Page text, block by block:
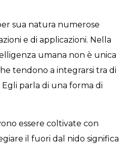
sua natura numerose
e di applicazioni. Nella
umana non è unica
tendono a integrarsi tra di
parla di una forma di
essere coltivate con
il fuori dal nido significa